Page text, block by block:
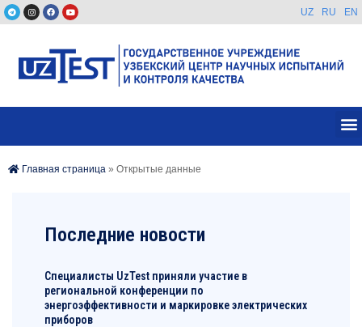
UZ RU EN
Главная страница » Открытые данные
Последние новости
Специалисты UzTest приняли участие в
региональной конференции по
энергоэффективности и маркировке электрических
приборов